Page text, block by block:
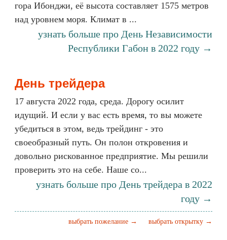
гора Ибонджи, её высота составляет 1575 метров
над уровнем моря. Климат в ...
узнать больше про День Независимости
Республики Габон в 2022 году →
День трейдера
17 августа 2022 года, среда. Дорогу осилит
идущий. И если у вас есть время, то вы можете
убедиться в этом, ведь трейдинг - это
своеобразный путь. Он полон откровения и
довольно рискованное предприятие. Мы решили
проверить это на себе. Наше со...
узнать больше про День трейдера в 2022
году →
выбрать открытку →
выбрать пожелание →